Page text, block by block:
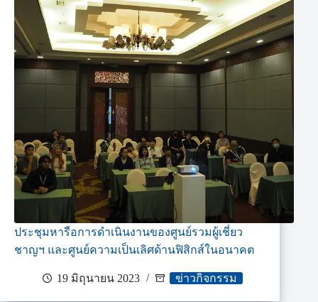
ประชุมหารือการดำเนินงานของศูนย์รวมผู้เชี่ยว
ชาญฯ และศูนย์ความเป็นเลิศด้านฟิสิกส์ในอนาคต
19 มิถุนายน 2023 ข่าวกิจกรรม